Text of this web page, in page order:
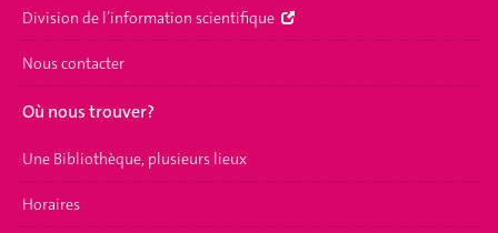
Division de l’information scientifique
Nous contacter
Où nous trouver?
Une Bibliothèque, plusieurs lieux
Horaires